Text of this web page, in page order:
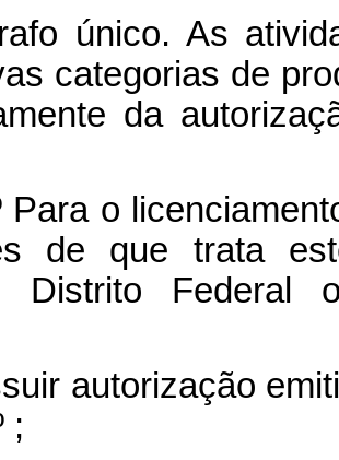
único. As
categorias de
da
Para o
de que trata
Distrito Federal
autorização
;